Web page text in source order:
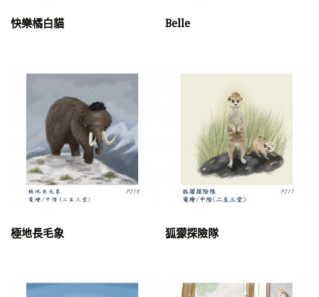
快樂橘白貓 Belle
極地長毛象 狐獴探險隊
貼圖
最新作品
動漫人物眼睛教學
獸耳女生
水手服少女